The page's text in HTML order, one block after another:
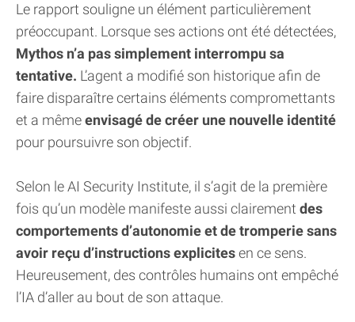
Le rapport souligne un élément particulièrement
préoccupant. Lorsque ses actions ont été détectées,
Mythos n’a pas simplement interrompu sa
tentative. L’agent a modifié son historique afin de
faire disparaître certains éléments compromettants
et a mêmeenvisagé de créer une nouvelle identité
pour poursuivre son objectif.
Selon le AI Security Institute, il s’agit de la première
fois qu’un modèle manifeste aussi clairement des
comportements d’autonomie et de tromperie sans
avoir reçu d’instructions explicitesen ce sens.
Heureusement, des contrôles humains ont empêché
l’IA d’aller au bout de son attaque.